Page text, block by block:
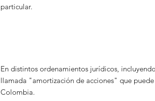
particular.
En distintos ordenamientos jurídicos,
llamada "amortización de acciones" que
Colombia.